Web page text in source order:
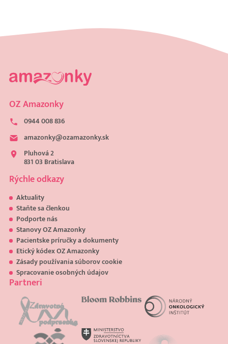
OZ Amazonky
0944 008 836
amazonky@ozamazonky.sk
Pluhová 2
831 03 Bratislava
Rýchle odkazy
Aktuality
Staňte sa členkou
Podporte nás
Stanovy OZ Amazonky
Pacientske príručky a dokumenty
Etický kódex OZ Amazonky
Zásady používania súborov cookie
Spracovanie osobných údajov
Partneri